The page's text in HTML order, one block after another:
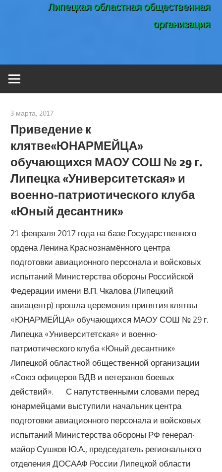
Липецкая областная общественная
организация
3 марта, 2017
Приведение к
клятве«ЮНАРМЕЙЦА»
обучающихся МАОУ СОШ № 29 г.
Липецка «Университетская» и
военно-патриотического клуба
«Юный десантник»
21 февраля 2017 года на базе Государственного
ордена Ленина Краснознамённого центра
подготовки авиационного персонала и войсковых
испытаний Министерства обороны Российской
Федерации имени В.П. Чкалова (Липецкий
авиацентр) прошла церемония принятия клятвы
«ЮНАРМЕЙЦА» обучающихся МАОУ СОШ № 29 г.
Липецка «Университетская» и военно-
патриотического клуба «Юный десантник»
Липецкой областной общественной организации
«Союз офицеров ВДВ и ветеранов боевых
действий». С напутственными словами перед
юнармейцами выступили начальник центра
подготовки авиационного персонала и войсковых
испытаний Министерства обороны РФ генерал-
майор Сушков Ю.А., председатель регионального
отделения ДОСААФ России Липецкой области